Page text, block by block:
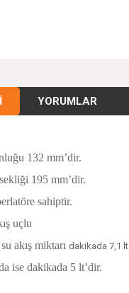
YORUMLAR
132 mm’dir.
195 mm’dir.
sahiptir.
uçlu
akış miktarı dakikada 7,1 lt
ise dakikada 5 lt’dir.